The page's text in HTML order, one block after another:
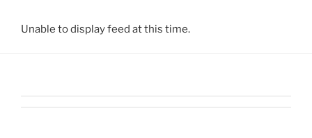
Unable to display feed at this time.